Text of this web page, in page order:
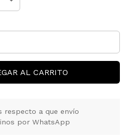
AL CARRITO
respecto a que envío
por WhatsApp